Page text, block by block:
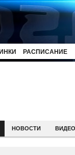
РАСПИСАНИЕ
НОВОСТИ ВИДЕО